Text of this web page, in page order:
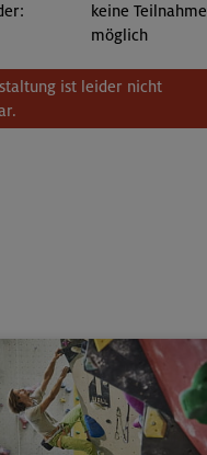
keine Teilnahme
möglich
ist leider nicht